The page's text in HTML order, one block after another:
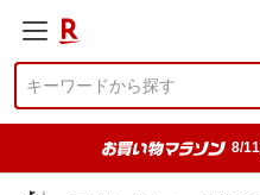
8/